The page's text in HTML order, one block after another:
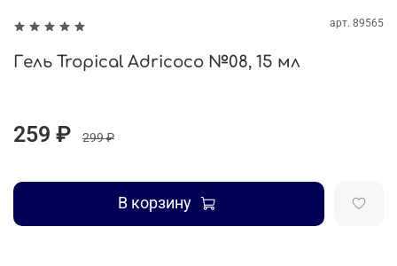
арт. 89565
Гель Tropical Adricoco №08, 15 мл
259 ₽ 299 ₽
В корзину